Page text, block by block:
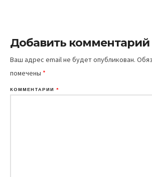
Добавить комментарий
Ваш адрес email не будет опубликован.
помечены *
КОММЕНТАРИЙ *